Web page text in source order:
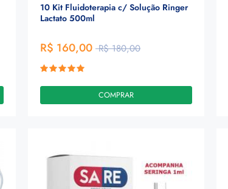
10 Kit Fluidoterapia c/ Solução Ringer
Lactato 500ml
R$ 160,00 R$ 180,00
COMPRAR